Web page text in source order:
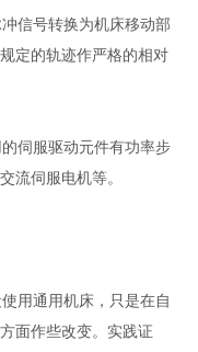
信号转换为机床移动部
定的轨迹作严格的相对
伺服驱动元件有功率步
流伺服电机等。
用通用机床，只是在自
面作些改变。实践证